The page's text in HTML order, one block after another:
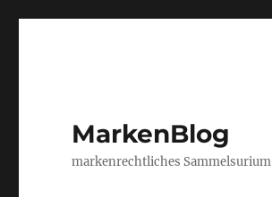
MarkenBlog
markenrechtliches Sammelsurium